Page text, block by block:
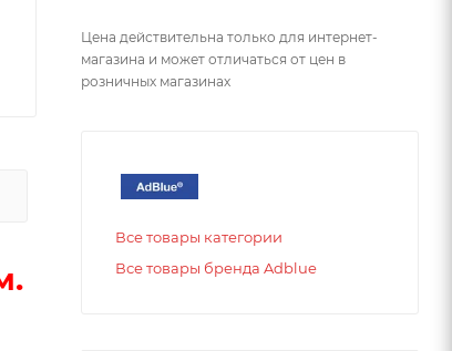
Цена действительна только для интернет-
магазина и может отличаться от цен в
розничных магазинах
Все товары категории
Все товары бренда Adblue